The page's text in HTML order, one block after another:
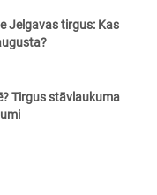
Jelgavas tirgus: Kas
Tirgus stāvlaukuma